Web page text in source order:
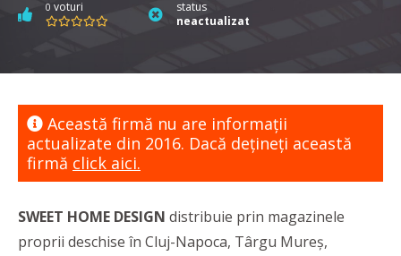
0 voturi
status
neactualizat
Această firmă nu are informaţii
actualizate din 2016. Dacă dețineți această
firmă click aici.
SWEET HOME DESIGN distribuie prin magazinele
proprii deschise în Cluj-Napoca, Târgu Mureș,